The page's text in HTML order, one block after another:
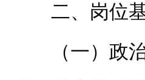
二、岗位
（一）政